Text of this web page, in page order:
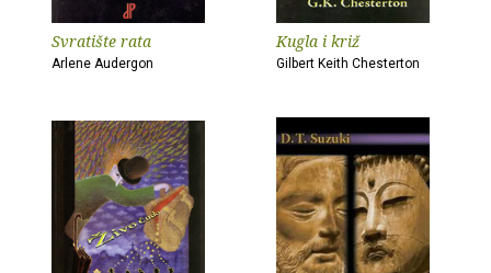
Svratište rata
Arlene Audergon
Kugla i križ
Gilbert Keith Chesterton